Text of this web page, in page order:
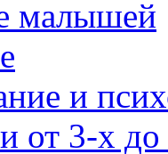
малышей
и
от 3-х